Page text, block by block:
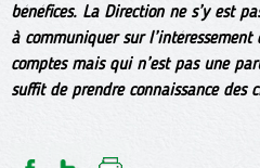
bénéfices. La Direction ne s’y est
à communiquer sur
comptes mais qui n’est pas une
suffit de prendre connaissance des